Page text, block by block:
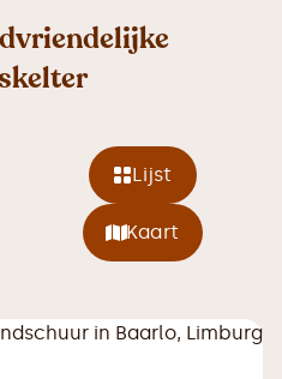
Lijst
Kaart